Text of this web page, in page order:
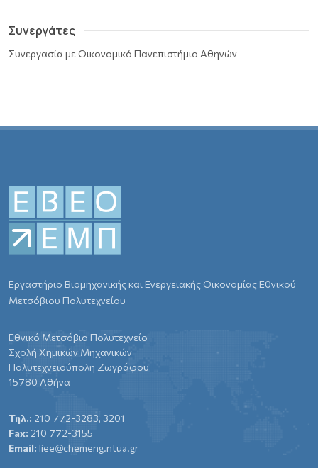
Συνεργάτες
Συνεργασία με Οικονομικό Πανεπιστήμιο Αθηνών
Εργαστήριο Βιομηχανικής και Ενεργειακής Οικονομίας Εθνικού
Μετσόβιου Πολυτεχνείου
Εθνικό Μετσόβιο Πολυτεχνείο
Σχολή Χημικών Μηχανικών
Πολυτεχνειούπολη Ζωγράφου
15780 Αθήνα
Τηλ.: 210 772-3283, 3201
Fax: 210 772-3155
Email: liee@chemeng.ntua.gr